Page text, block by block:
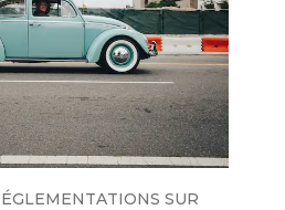
SUR